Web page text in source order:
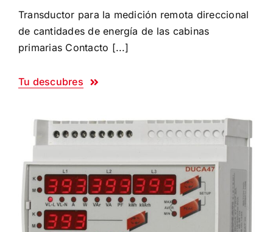
Transductor para la medición remota direccional
de cantidades de energía de las cabinas
primarias Contacto [...]
Tu descubres